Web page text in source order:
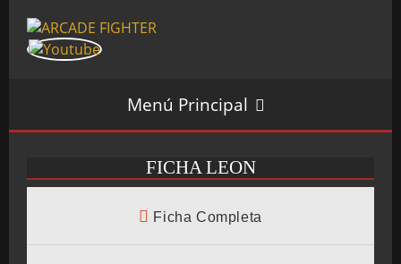
Menú Principal
INICIO
FICHA LEON
Ficha Completa